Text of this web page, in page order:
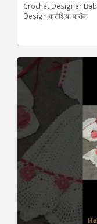
Crochet Designer
Design,क्रोशिया फ्रॉक